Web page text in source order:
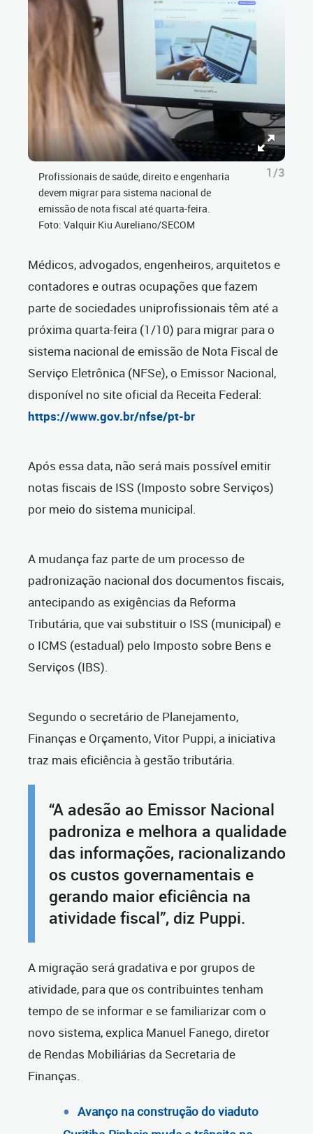
Profissionais de saúde, direito e engenharia
devem migrar para sistema nacional de
emissão de nota fiscal até quarta-feira.
Foto: Valquir Kiu Aureliano/SECOM
1/3
Médicos, advogados, engenheiros, arquitetos e
contadores e outras ocupações que fazem
parte de sociedades uniprofissionais têm até a
próxima quarta-feira (1/10) para migrar para o
sistema nacional de emissão de Nota Fiscal de
Serviço Eletrônica (NFSe), o Emissor Nacional,
disponível no site oficial da Receita Federal:
https://www.gov.br/nfse/pt-br
Após essa data, não será mais possível emitir
notas fiscais de ISS (Imposto sobre Serviços)
por meio do sistema municipal.
A mudança faz parte de um processo de
padronização nacional dos documentos fiscais,
antecipando as exigências da Reforma
Tributária, que vai substituir o ISS (municipal) e
o ICMS (estadual) pelo Imposto sobre Bens e
Serviços (IBS).
Segundo o secretário de Planejamento,
Finanças e Orçamento, Vitor Puppi, a iniciativa
traz mais eficiência à gestão tributária.
“A adesão ao Emissor Nacional
padroniza e melhora a qualidade
das informações, racionalizando
os custos governamentais e
gerando maior eficiência na
atividade fiscal”, diz Puppi.
A migração será gradativa e por grupos de
atividade, para que os contribuintes tenham
tempo de se informar e se familiarizar com o
novo sistema, explica Manuel Fanego, diretor
de Rendas Mobiliárias da Secretaria de
Finanças.
Avanço na construção do viaduto